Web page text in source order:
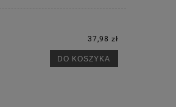
37,98 zł
DO KOSZYKA